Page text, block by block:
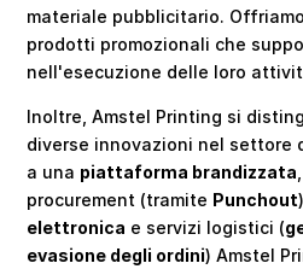
materiale pubblicitario.
prodotti promozionali che
nell'esecuzione delle loro
Inoltre, Amstel Printing si
diverse innovazioni nel settore
a una piattaforma brandizzata
procurement (tramite Punchout),
elettronica e servizi logistici (
evasione degli ordini) Amstel